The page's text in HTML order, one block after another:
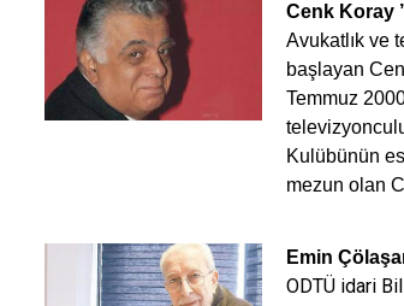
Cenk Koray
Avukatlık ve
başlayan
Temmuz
Kulübünün
mezun olan
Emin
ODTÜ idari